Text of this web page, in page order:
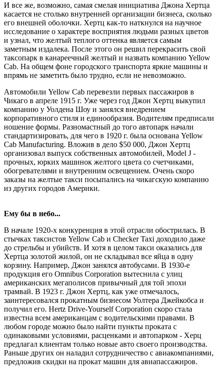
И все же, возможно, самая смелая инициатива Джона Хертца
касается не столько внутренней организации бизнеса, сколько
его внешней оболочки. Хертц как-то наткнулся на научное
исследование о характере восприятия людьми разных цветов
и узнал, что желтый теплого оттенка является самым
заметным издалека. После этого он решил перекрасить свой
таксопарк в канареечный желтый и назвать компанию Yellow
Cab. На общем фоне городского транспорта яркие машины и
впрямь не заметить было трудно, если не невозможно.
Автомобили Yellow Cab перевезли первых пассажиров в
Чикаго в апреле 1915 г. Уже через год Джон Хертц выкупил
компанию у Уолдена Шоу и занялся внедрением
корпоративного стиля и единообразия. Водителям предписали
ношение формы. Разномастный до того автопарк начали
стандартизировать, для чего в 1920 г. была основана Yellow
Cab Manufacturing. Вложив в дело $50 000, Джон Хертц
организовал выпуск собственных автомобилей, Model J -
прочных, юрких машинок желтого цвета со счетчиками,
обогревателями и внутренним освещением. Очень скоро
заказы на желтые такси посыпались на чикагскую компанию
из других городов Америки.
Ему бы в небо...
В начале 1920-х конкуренция в этой отрасли обострилась. В
стычках таксистов Yellow Cab и Checker Taxi доходило даже
до стрельбы и убийств. И хотя в целом такси оказались для
Хертца золотой жилой, он не складывал все яйца в одну
корзину. Например, Джон занялся автобусами. В 1930-е
продукция его Omnibus Corporation вытеснила с улиц
американских мегаполисов привычный для той эпохи
трамвай. В 1923 г. Джон Хертц, как уже отмечалось,
заинтересовался прокатным бизнесом Уолтера Джейкобса и
получил его. Hertz Drive-Yourself Corporation скоро стала
известна всем американцам с водительскими правами. В
любом городе можно было найти пункты проката с
одинаковыми условиями, расценками и автопарком - Херц
предлагал клиентам только новые авто своего производства.
Раньше других он наладил сотрудничество с авиакомпаниями,
предложив скидки на прокат машин для авиапассажиров.